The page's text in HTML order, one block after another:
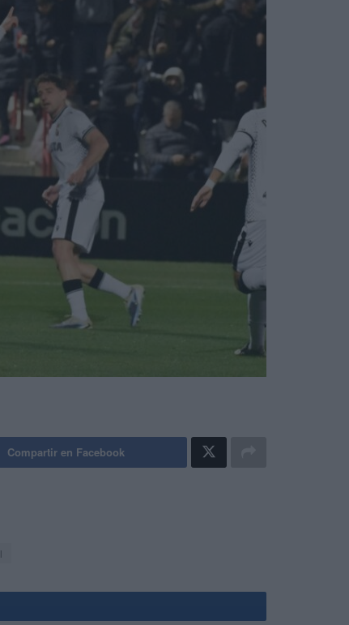
Compartir en Facebook